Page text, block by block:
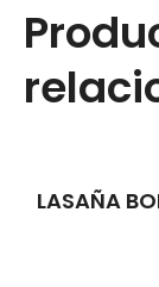
LASAÑA